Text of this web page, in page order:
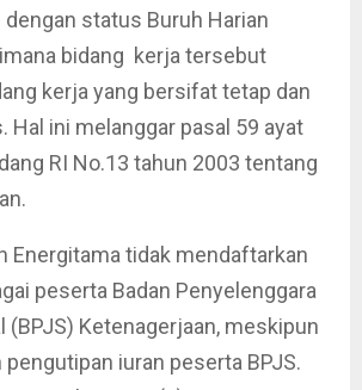
dengan status Buruh Harian
bidang kerja tersebut
kerja yang bersifat tetap dan
Hal ini melanggar pasal 59 ayat
RI No.13 tahun 2003 tentang
Energitama tidak mendaftarkan
peserta Badan Penyelenggara
(BPJS) Ketenagerjaan, meskipun
iuran peserta BPJS.